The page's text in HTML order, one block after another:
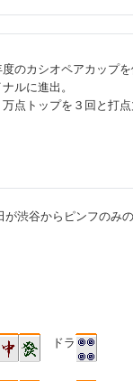
度のカシオペアカップ
ルに進出。
点トップを３回と打
渋谷からピンフのみ
ドラ